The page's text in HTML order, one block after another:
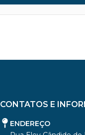
CONTATOS E
ENDEREÇO